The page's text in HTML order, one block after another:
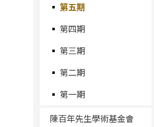
第五期
第四期
第三期
第二期
第一期
陳百年先生學術基金會